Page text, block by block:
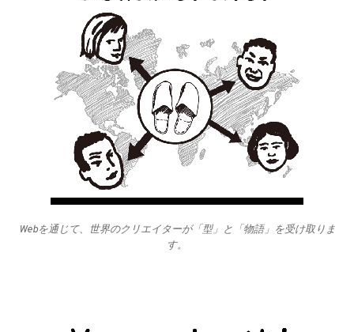
Webを通じて、世界のクリエイターが「型」と「物語」を受け取りま
す。